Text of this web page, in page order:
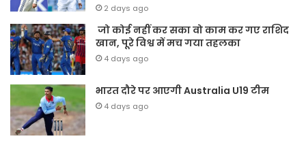
2 days ago
जो कोई नहीं कर सका वो काम कर गए राशिद
खान, पूरे विश्व में मच गया तहलका
4 days ago
भारत दौरे पर आएगी Australia U19 टीम
4 days ago